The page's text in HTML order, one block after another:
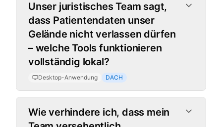
Unser juristisches Team sagt,
dass Patientendaten unser
Gelände nicht verlassen dürfen
– welche Tools funktionieren
vollständig lokal?
Desktop-Anwendung DACH
Chrome-Erweiterung
Wie verhindere ich, dass mein